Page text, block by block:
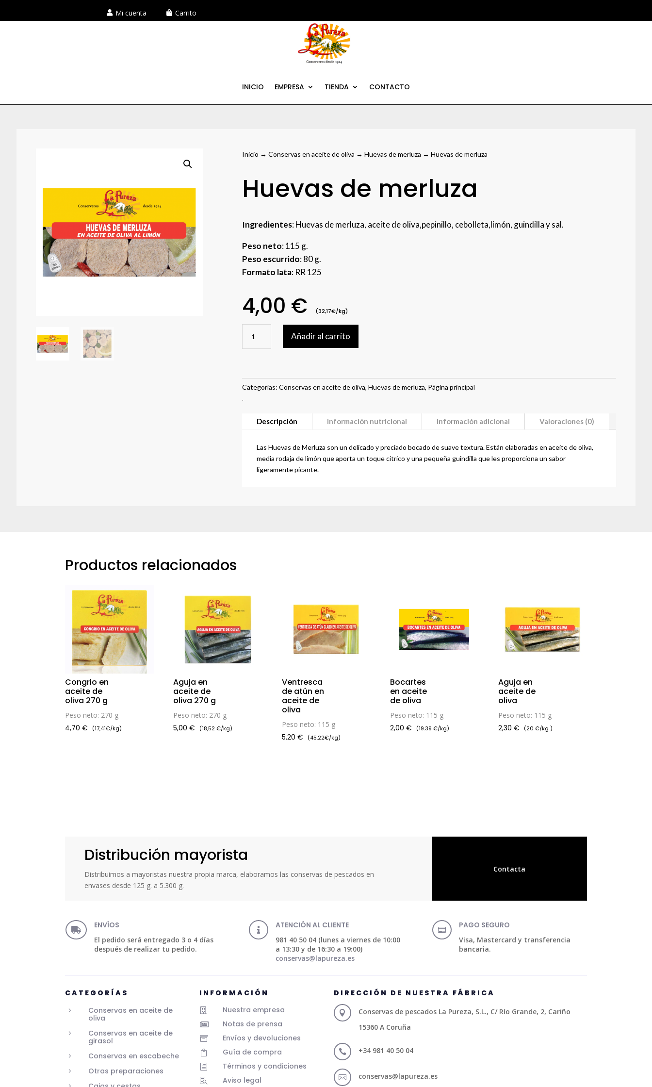
Mi cuenta Carrito
INICIO EMPRESA TIENDA CONTACTO
Inicio →Conservas en aceite de oliva →Huevas de merluza → Huevas de merluza
Huevas de merluza
Ingredientes: Huevas de merluza, aceite de oliva,pepinillo, cebolleta,limón, guindilla y sal.
Peso neto: 115 g.
Peso escurrido: 80 g.
Formato lata: RR 125
4,00 € (32,17€/kg)
merluza
Añadir al carrito
Categorías:Conservas en aceite de oliva,Huevas de merluza, Página principal
.
Descripción Información nutricional Información adicional Valoraciones (0)
Las Huevas de Merluza son un delicado y preciado bocado de suave textura. Están elaboradas en aceite de oliva,
media rodaja de limón que aporta un toque cítrico y una pequeña guindilla que les proporciona un sabor
ligeramente picante.
Productos relacionados
Congrio en
aceite de
oliva 270 g
Peso neto: 270 g
4,70€ (17,41€/kg)
Aguja en
aceite de
oliva 270 g
Peso neto: 270 g
5,00€ (18,52 €/kg)
Ventresca
de atún en
aceite de
oliva
Peso neto: 115 g
5,20 € (45.22€/kg)
Bocartes
en aceite
de oliva
Peso neto: 115 g
2,00 € (19.39 €/kg)
Aguja en
aceite de
oliva
Peso neto: 115 g
2,30 € (20 €/kg )
Distribución mayorista
Distribuimos a mayoristas nuestra propia marca, elaboramos las conservas de pescados en
envases desde 125 g. a 5.300 g.
Contacta
 ENVÍOS
El pedido será entregado 3 o 4 días
después de realizar tu pedido.
 ATENCIÓN AL CLIENTE
981 40 50 04 (lunes a viernes de 10:00
a 13:30 y de 16:30 a 19:00)
conservas@lapureza.es
 PAGO SEGURO
Visa, Mastercard y transferencia
bancaria.
CATEGORÍAS
5
Conservas en aceite de
oliva
5
Conservas en aceite de
girasol
5 Conservas en escabeche
5 Otras preparaciones
INFORMACIÓN
 Nuestra empresa
 Notas de prensa
 Envíos y devoluciones
 Guía de compra
h Términos y condiciones
 Aviso legal
DIRECCIÓN DE NUESTRA FÁBRICA

Conservas de pescados La Pureza, S.L., C/ Río Grande, 2, Cariño
15360 A Coruña
 +34 981 40 50 04
 conservas@lapureza.es